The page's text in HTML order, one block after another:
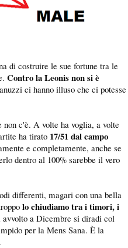
di costruire le sue fortune tra le
Contro la Leonis non si è
ci hanno illuso che ci potesse
c'è. A volte ha voglia, a volte
ha tirato 17/51 dal campo
e completamente, anche se
dentro al 100% sarebbe il vero
differenti, magari con una bella
lo chiudiamo tra i timori, i
avvolto a Dicembre si diradi col
per la Mens Sana. È la